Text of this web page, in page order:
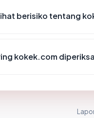
berisiko tentang
kokek.com